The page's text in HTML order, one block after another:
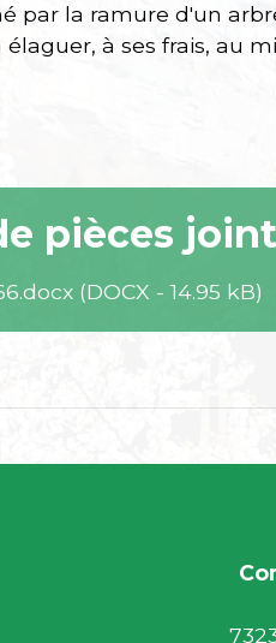
par la ramure d'un
élaguer, à ses frais, au
pièces
(DOCX - 14.95 kB)